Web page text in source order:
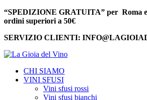
“SPEDIZIONE GRATUITA” per Roma
ordini superiori a 50€
SERVIZIO CLIENTI:
CHI SIAMO
VINI SFUSI
Vini sfusi rossi
Vini sfusi bianchi